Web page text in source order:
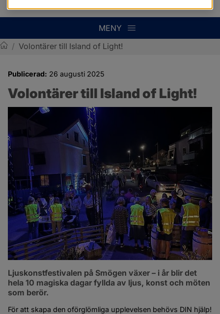
MENY
/ Volontärer till Island of Light!
Publicerad: 26 augusti 2025
Volontärer till Island of Light!
Ljuskonstfestivalen på Smögen växer – i år blir det
hela 10 magiska dagar fyllda av ljus, konst och möten
som berör.
För att skapa den oförglömliga upplevelsen behövs DIN hjälp!